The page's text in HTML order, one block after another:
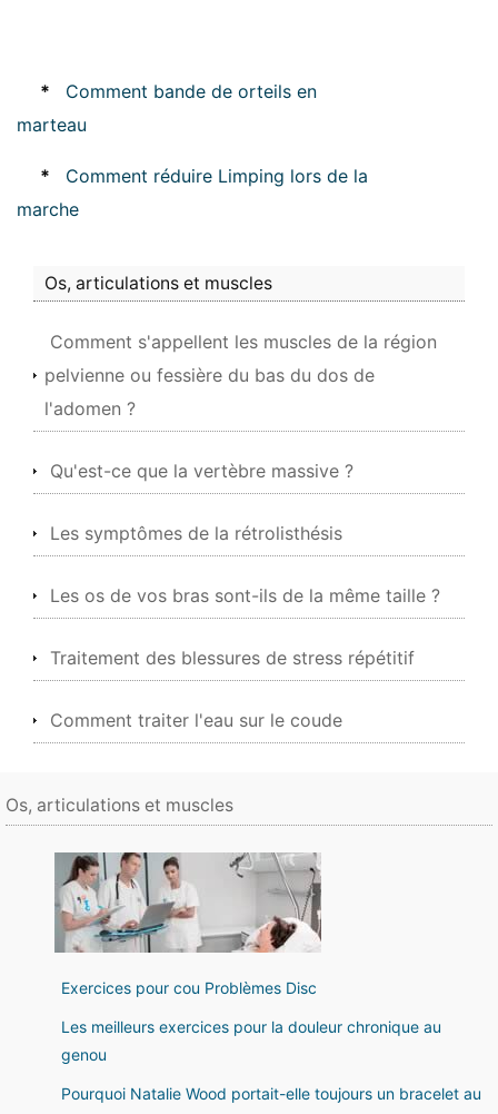
*
Comment bande de orteils en
marteau
*
Comment réduire Limping lors de la
marche
Os, articulations et muscles
Comment s'appellent les muscles de la région
pelvienne ou fessière du bas du dos de
l'adomen ?
Qu'est-ce que la vertèbre massive ?
Les symptômes de la rétrolisthésis
Les os de vos bras sont-ils de la même taille ?
Traitement des blessures de stress répétitif
Comment traiter l'eau sur le coude
Os, articulations et muscles
Exercices pour cou Problèmes Disc
Les meilleurs exercices pour la douleur chronique au
genou
Pourquoi Natalie Wood portait-elle toujours un bracelet au